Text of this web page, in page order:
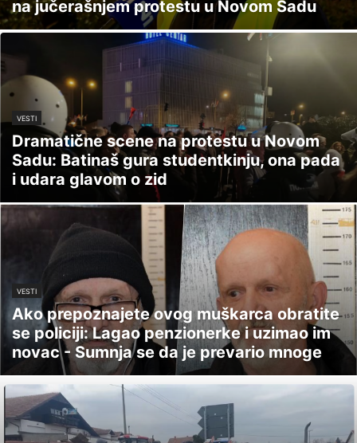
na jučerašnjem protestu u Novom Sadu
VESTI
Dramatične scene na protestu u Novom
Sadu: Batinaš gura studentkinju, ona pada
i udara glavom o zid
VESTI
Ako prepoznajete ovog muškarca obratite
se policiji: Lagao penzionerke i uzimao im
novac - Sumnja se da je prevario mnoge